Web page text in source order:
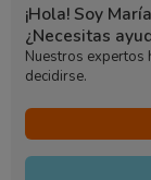
¡Hola! Soy
¿Necesitas
Nuestros expertos
decidirse.